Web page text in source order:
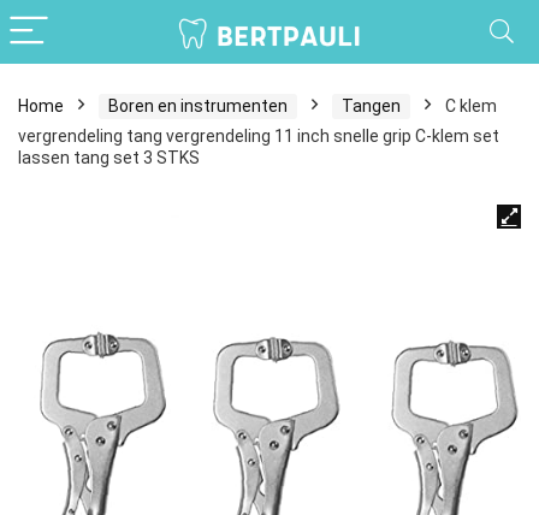
Home Boren en instrumenten Tangen
C klem
vergrendeling tang vergrendeling 11 inch snelle grip C-klem set
lassen tang set 3 STKS